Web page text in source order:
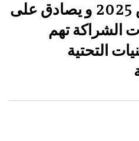
العادية لشهر مارس 2025 و يصادق على
الشراكة تهم
التحتية